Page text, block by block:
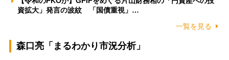
資拡大」発言の波紋 「国債重視」…
一覧を見る
森口亮「まるわかり市況分析」